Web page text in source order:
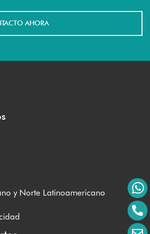
AHORA
y Norte Latinoamericano